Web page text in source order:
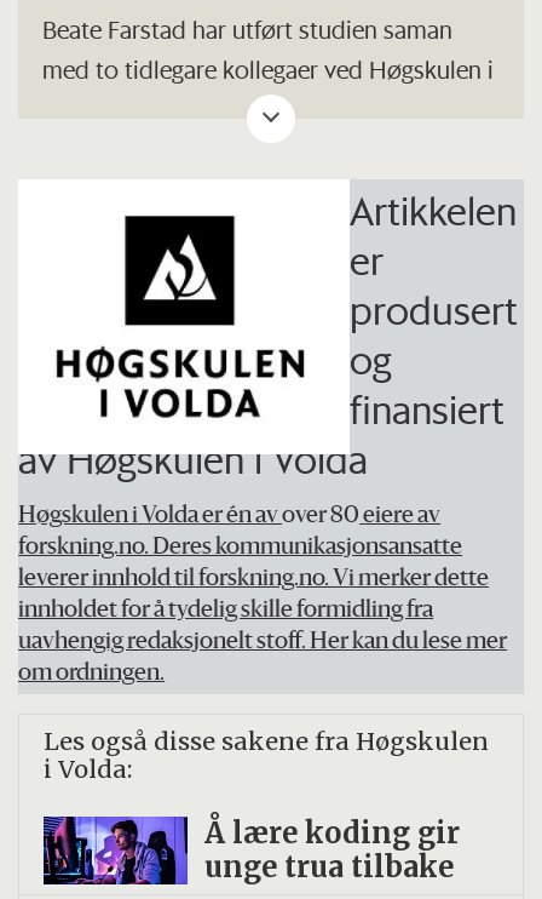
Beate Farstad har utført studien saman
med to tidlegare kollegaer ved Høgskulen i
Volda (HVO): førsteamanuensis Liv Ingrid
Aske Håberg (NLA) og lektor Kari Eldby
Rygg (StudieHub/Inviro).
danna prosjektgruppa SMART i 2022
Med denne vitskapelege artikkelen er dei i
gang med å publisere det som skal bli fleire
vitskaplege artiklar i prosjektet om
studentar med funksjonsnedsetting.
Artikkelen
er
produsert
og
finansiert
av Høgskulen i Volda
Høgskulen i Volda er én avover 80 eiere av
forskning.no. Deres kommunikasjonsansatte
leverer innhold til forskning.no. Vi merker dette
innholdet for å tydelig skille formidling fra
uavhengig redaksjonelt stoff. Her kan du lese mer
om ordningen.
Les også disse sakene fra Høgskulen
i Volda:
Å lære koding gir
unge trua tilbake